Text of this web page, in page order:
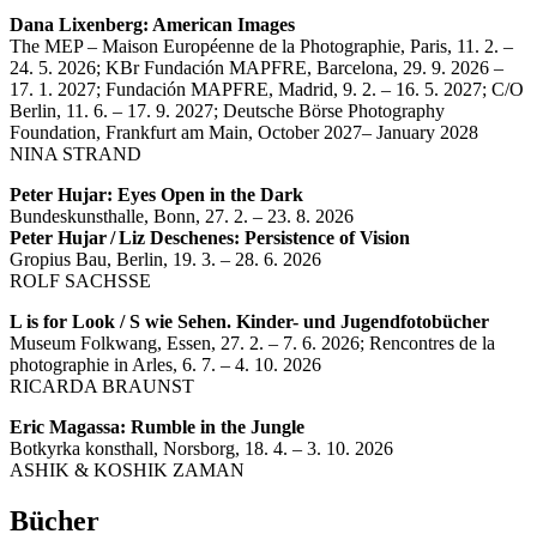
Dana Lixenberg: American Images
The MEP – Maison Européenne de la Photographie, Paris, 11. 2. –
24. 5. 2026; KBr Fundación MAPFRE, Barcelona, 29. 9. 2026 –
17. 1. 2027; Fundación MAPFRE, Madrid, 9. 2. – 16. 5. 2027; C/O
Berlin, 11. 6. – 17. 9. 2027; Deutsche Börse Photography
Foundation, Frankfurt am Main, October 2027– January 2028
NINA STRAND
Peter Hujar: Eyes Open in the Dark
Bundeskunsthalle, Bonn, 27. 2. – 23. 8. 2026
Peter Hujar / Liz Deschenes: Persistence of Vision
Gropius Bau, Berlin, 19. 3. – 28. 6. 2026
ROLF SACHSSE
L is for Look / S wie Sehen. Kinder- und Jugendfotobücher
Museum Folkwang, Essen, 27. 2. – 7. 6. 2026; Rencontres de la
photographie in Arles, 6. 7. – 4. 10. 2026
RICARDA BRAUNST
Eric Magassa: Rumble in the Jungle
Botkyrka konsthall, Norsborg, 18. 4. – 3. 10. 2026
ASHIK & KOSHIK ZAMAN
Bücher